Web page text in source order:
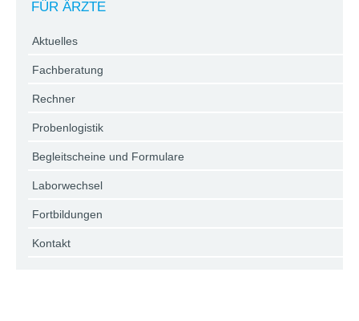
FÜR ÄRZTE
Aktuelles
Fachberatung
Rechner
Probenlogistik
Begleitscheine und Formulare
Laborwechsel
Fortbildungen
Kontakt